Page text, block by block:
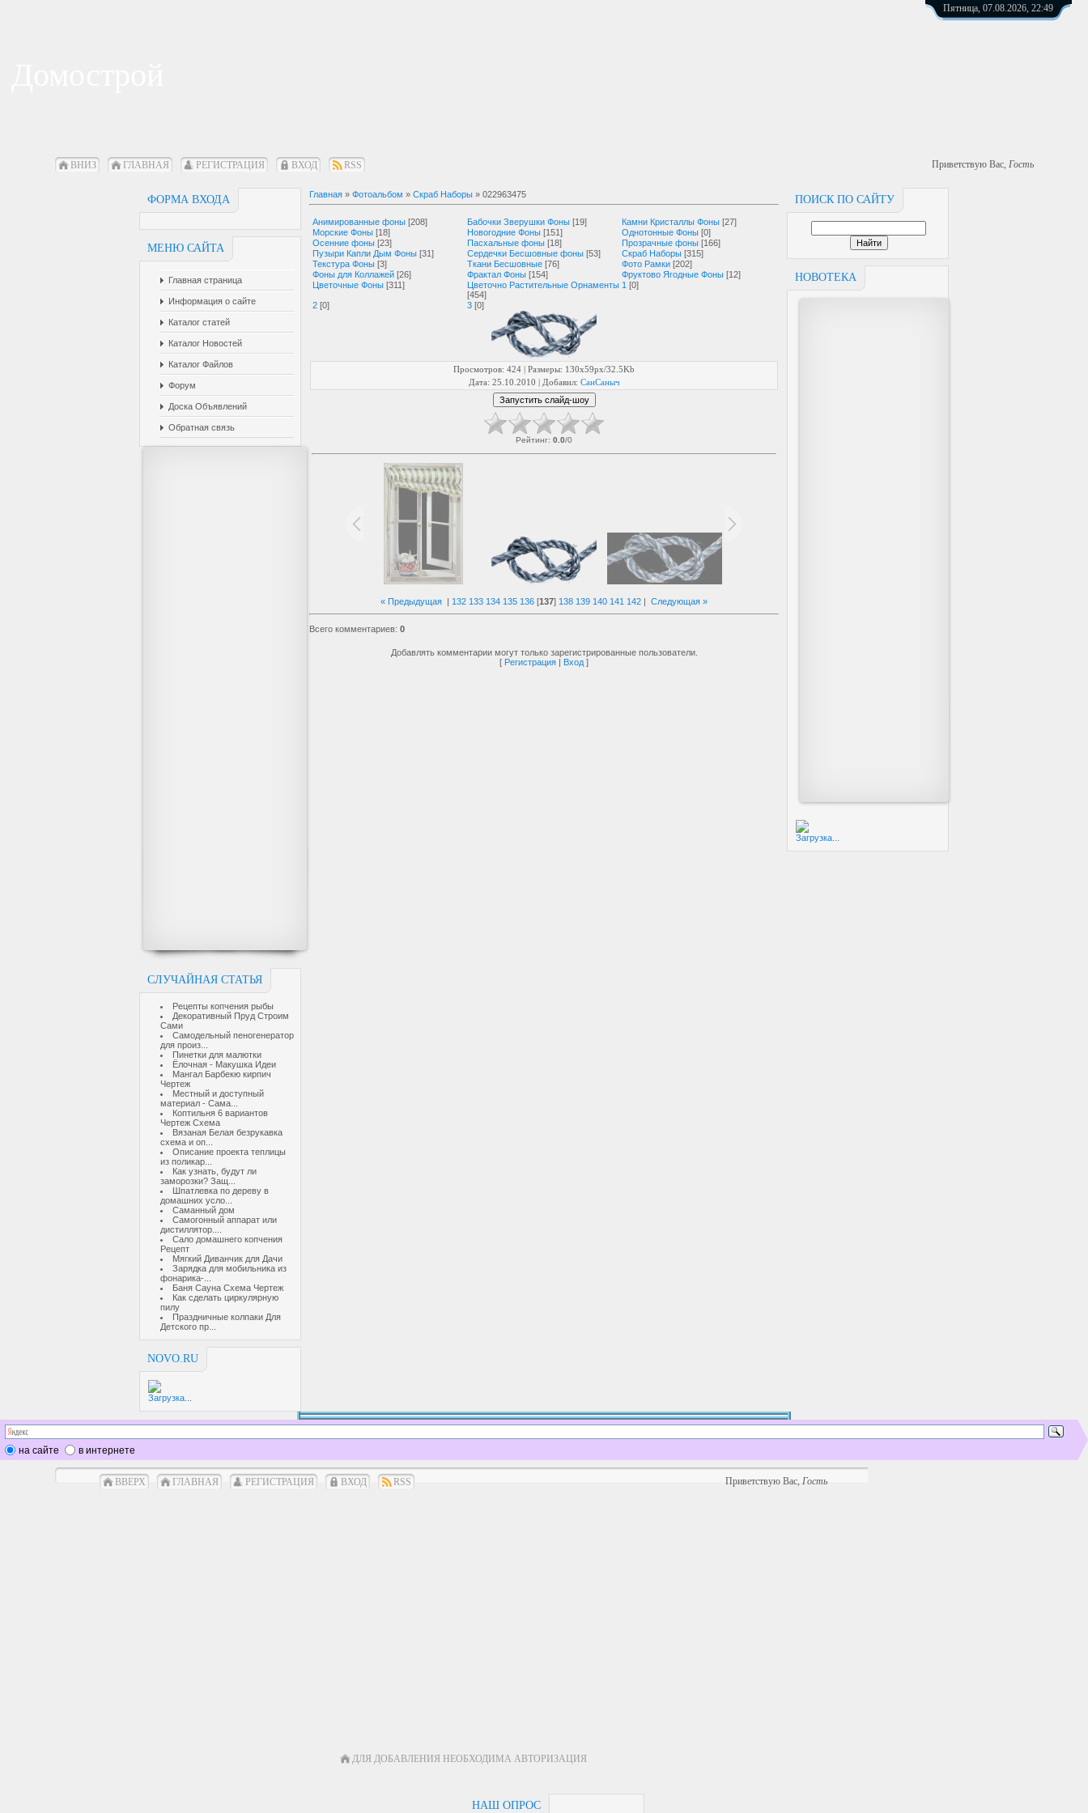
Пятница, 07.08.2026, 22:49
ВНИЗ ГЛАВНАЯ РЕГИСТРАЦИЯ ВХОД RSS Приветствую Вас, Гость
ФОРМА ВХОДА
МЕНЮ САЙТА
Главная страница
Информация о сайте
Каталог статей
Каталог Новостей
Каталог Файлов
Форум
Доска Объявлений
Обратная связь
СЛУЧАЙНАЯ СТАТЬЯ
Рецепты копчения рыбы
Декоративный Пруд Строим
Сами
Самодельный пеногенератор
для произ...
Пинетки для малютки
Ёлочная - Макушка Идеи
Мангал Барбекю кирпич
Чертеж
Местный и доступный
материал - Сама...
Коптильня 6 вариантов
Чертеж Схема
Вязаная Белая безрукавка
схема и оп...
Описание проекта теплицы
из поликар...
Как узнать, будут ли
заморозки? Защ...
Шпатлевка по дереву в
домашних усло...
Саманный дом
Самогонный аппарат или
дистиллятор....
Сало домашнего копчения
Рецепт
Мягкий Диванчик для Дачи
Зарядка для мобильника из
фонарика-...
Баня Сауна Схема Чертеж
Как сделать циркулярную
пилу
Праздничные колпаки Для
Детского пр...
NOVO.RU
Загрузка...
ПОИСК ПО САЙТУ
НОВОТЕКА
Загрузка...
Главная » Фотоальбом » Скраб Наборы » 022963475
Анимированные фоны [208] Бабочки Зверушки Фоны [19] Камни Кристаллы Фоны [27]
Морские Фоны [18] Новогодние Фоны [151] Однотонные Фоны [0]
Осенние фоны [23] Пасхальные фоны [18] Прозрачные фоны [166]
Пузыри Капли Дым Фоны [31] Сердечки Бесшовные фоны [53] Скраб Наборы [315]
Текстура Фоны [3] Ткани Бесшовные [76] Фото Рамки [202]
Фоны для Коллажей [26] Фрактал Фоны [154] Фруктово Ягодные Фоны [12]
Цветочные Фоны [311]
Цветочно Растительные Орнаменты
[454]
1 [0]
2 [0] 3 [0]
Просмотров: 424 | Размеры: 130x59px/32.5Kb
Дата: 25.10.2010 | Добавил: СанСаныч
Рейтинг: 0.0/0
« Предыдущая | 132 133 134 135 136 [137] 138 139 140 141 142 | Следующая »
Всего комментариев: 0
Добавлять комментарии могут только зарегистрированные пользователи.
[ Регистрация | Вход ]
на сайте в интернете
ВВЕРХ ГЛАВНАЯ РЕГИСТРАЦИЯ ВХОД RSS Приветствую Вас,Гость
ДЛЯ ДОБАВЛЕНИЯ НЕОБХОДИМА АВТОРИЗАЦИЯ
НАШ ОПРОС